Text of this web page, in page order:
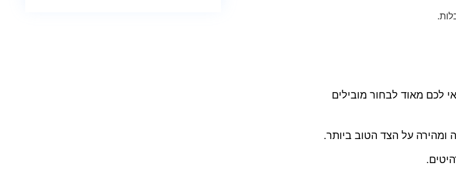
לכם מאוד לבחור מובילים
ומהירה על הצד הטוב ביותר.